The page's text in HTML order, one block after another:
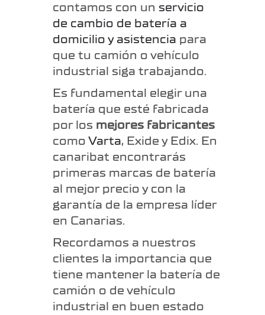
contamos con un servicio
de cambio de batería a
domicilio y asistencia para
que tu camión o vehículo
industrial siga trabajando.
Es fundamental elegir una
batería que esté fabricada
por los mejores fabricantes
como Varta, Exide y Edix. En
canaribat encontrarás
primeras marcas de batería
al mejor precio y con la
garantía de la empresa líder
en Canarias.
Recordamos a nuestros
clientes la importancia que
tiene mantener la batería de
camión o de vehículo
industrial en buen estado